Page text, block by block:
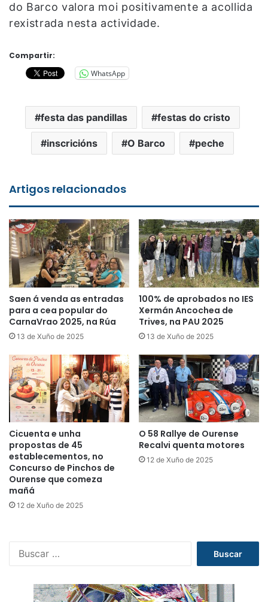
do Barco valora moi positivamente a acollida
rexistrada nesta actividade.
Compartir:
WhatsApp
festa das pandillas festas do cristo
inscricións O Barco peche
Artigos relacionados
Saen á venda as entradas
para a cea popular do
CarnaVrao 2025, na Rúa
13 de Xuño de 2025
100% de aprobados no IES
Xermán Ancochea de
Trives, na PAU 2025
13 de Xuño de 2025
Cicuenta e unha
propostas de 45
establecementos, no
Concurso de Pinchos de
Ourense que comeza
mañá
12 de Xuño de 2025
O 58 Rallye de Ourense
Recalvi quenta motores
12 de Xuño de 2025
c
a